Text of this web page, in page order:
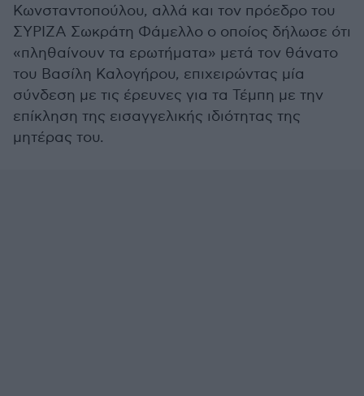
Κωνσταντοπούλου, αλλά και τον πρόεδρο του
ΣΥΡΙΖΑ Σωκράτη Φάμελλο ο οποίος δήλωσε ότι
«πληθαίνουν τα ερωτήματα» μετά τον θάνατο
του Βασίλη Καλογήρου, επιχειρώντας μία
σύνδεση με τις έρευνες για τα Τέμπη με την
επίκληση της εισαγγελικής ιδιότητας της
μητέρας του.